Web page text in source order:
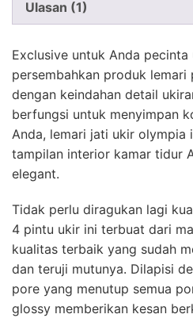
Ulasan (1)
Exclusive untuk Anda pecinta
persembahkan produk lemari
dengan keindahan detail
berfungsi untuk menyimpan
Anda, lemari jati ukir olympia
tampilan interior kamar tidur
elegant.
Tidak perlu diragukan lagi
4 pintu ukir ini terbuat dari
kualitas terbaik yang sudah
dan teruji mutunya. Dilapisi
pore yang menutup semua
glossy memberikan kesan